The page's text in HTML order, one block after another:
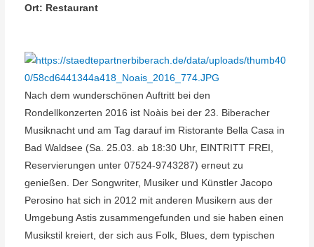
Ort: Restaurant
Nach dem wunderschönen Auftritt bei den
Rondellkonzerten 2016 ist Noàis bei der 23. Biberacher
Musiknacht und am Tag darauf im Ristorante Bella Casa in
Bad Waldsee (Sa. 25.03. ab 18:30 Uhr, EINTRITT FREI,
Reservierungen unter 07524-9743287) erneut zu
genießen. Der Songwriter, Musiker und Künstler Jacopo
Perosino hat sich in 2012 mit anderen Musikern aus der
Umgebung Astis zusammengefunden und sie haben einen
Musikstil kreiert, der sich aus Folk, Blues, dem typischen